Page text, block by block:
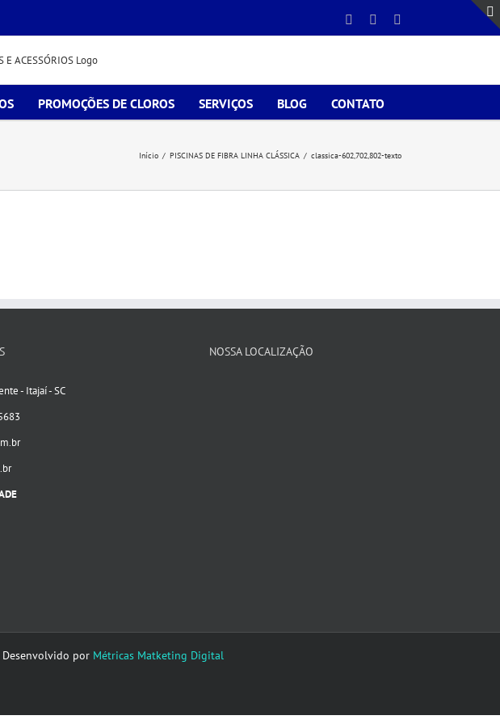
FacebookInstagram
PROMOÇÕES DE CLOROS SERVIÇOS BLOG CONTATO
Início / PISCINAS DE FIBRA LINHA CLÁSSICA / classica-602,702,802-texto
- Itajaí - SC
NOSSA LOCALIZAÇÃO
Desenvolvido por Métricas Matketing Digital